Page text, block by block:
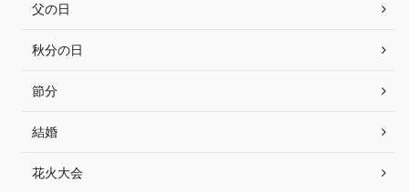
父の日
秋分の日
節分
結婚
花火大会